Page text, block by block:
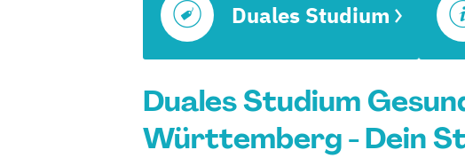
Duales Studium
Duales Studium
Württemberg - Dein